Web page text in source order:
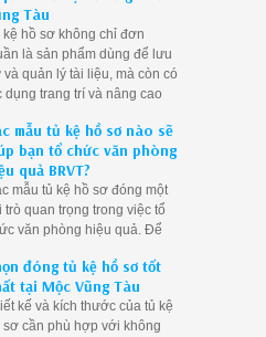
Tàu
kệ hồ sơ không chỉ đơn
là sản phẩm dùng để lưu
và quản lý tài liệu, mà còn có
dụng trang trí và nâng cao
mẫu tủ kệ hồ sơ nào sẽ
bạn tổ chức văn phòng
quả BRVT?
mẫu tủ kệ hồ sơ đóng một
trò quan trọng trong việc tổ
văn phòng hiệu quả. Để
nhu cầu của bạn về không
tổ chức, bảo mật và thẩm
đóng tủ kệ hồ sơ tốt
tại Mộc Vũng Tàu
kế và kích thước của tủ kệ
sơ cần phù hợp với không